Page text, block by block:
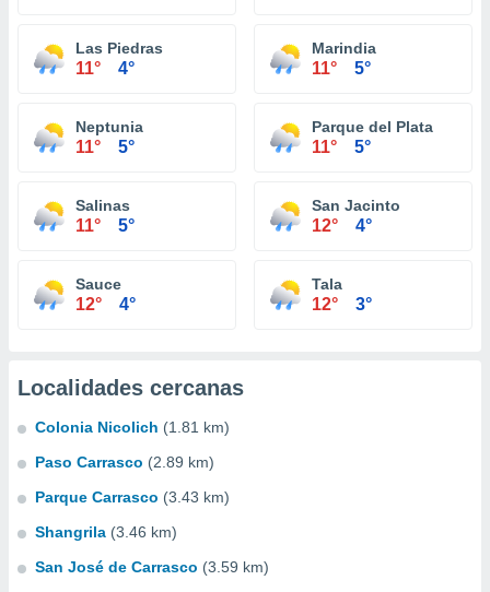
Las Piedras
11° 4°
Marindia
11° 5°
Neptunia
11° 5°
Parque del Plata
11° 5°
Salinas
11° 5°
San Jacinto
12° 4°
Sauce
12° 4°
Tala
12° 3°
Localidades cercanas
Colonia Nicolich (1.81 km)
Paso Carrasco (2.89 km)
Parque Carrasco (3.43 km)
Shangrila (3.46 km)
San José de Carrasco (3.59 km)